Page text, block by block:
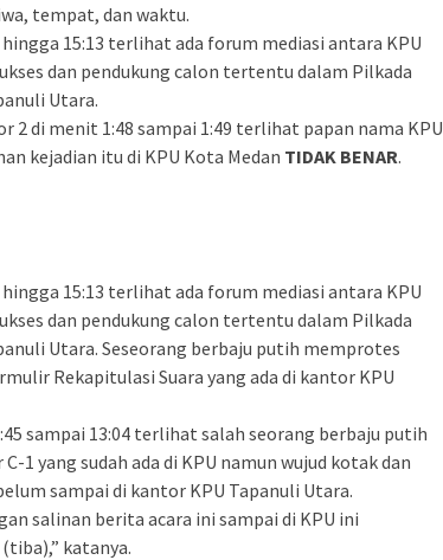
tempat, dan waktu.
15:13 terlihat ada forum mediasi antara KPU
dan pendukung calon tertentu dalam Pilkada
Utara.
2 di menit 1:48 sampai 1:49 terlihat papan nama KPU
kejadian itu di KPU Kota Medan TIDAK BENAR.
15:13 terlihat ada forum mediasi antara KPU
dan pendukung calon tertentu dalam Pilkada
Utara. Seseorang berbaju putih memprotes
Rekapitulasi Suara yang ada di kantor KPU
sampai 13:04 terlihat salah seorang berbaju putih
1 yang sudah ada di KPU namun wujud kotak dan
sampai di kantor KPU Tapanuli Utara.
salinan berita acara ini sampai di KPU ini
katanya.